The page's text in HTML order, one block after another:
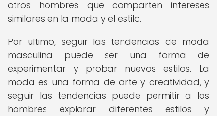
otros hombres que comparten intereses
similares en la moda y el estilo.
Por último, seguir las tendencias de moda
masculina puede ser una forma de
experimentar y probar nuevos estilos. La
moda es una forma de arte y creatividad, y
seguir las tendencias puede permitir a los
hombres explorar diferentes estilos y